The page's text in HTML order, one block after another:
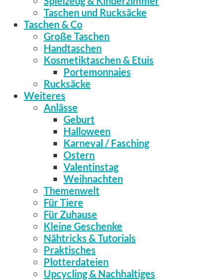
Taschen und Rucksäcke
Taschen & Co
Große Taschen
Handtaschen
Kosmetiktaschen & Etuis
Portemonnaies
Rucksäcke
Weiteres
Anlässe
Geburt
Halloween
Karneval / Fasching
Ostern
Valentinstag
Weihnachten
Themenwelt
Für Tiere
Für Zuhause
Kleine Geschenke
Nähtricks & Tutorials
Praktisches
Plotterdateien
Upcycling & Nachhaltiges